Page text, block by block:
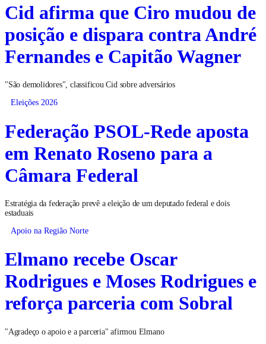
Cid afirma que Ciro mudou de
posição e dispara contra André
Fernandes e Capitão Wagner
"São demolidores", classificou Cid sobre adversários
Eleições 2026
Federação PSOL-Rede aposta
em Renato Roseno para a
Câmara Federal
Estratégia da federação prevê a eleição de um deputado federal e dois
estaduais
Apoio na Região Norte
Elmano recebe Oscar
Rodrigues e Moses Rodrigues e
reforça parceria com Sobral
"Agradeço o apoio e a parceria" afirmou Elmano